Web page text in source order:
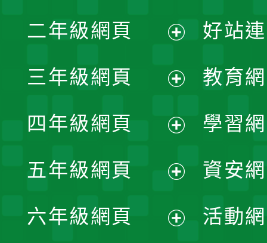
開
選
單
二年級網頁
開
選
單
三年級網頁
開
選
單
四年級網頁
開
選
五年級網頁
開
六年級網頁
好站
教育
學習
資安
活動